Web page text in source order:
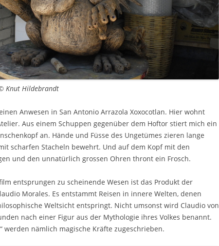
Knut Hildebrandt
Anwesen in San Antonio Arrazola Xoxocotlan. Hier wohnt
Aus einem Schuppen gegenüber dem Hoftor stiert mich ein
an. Hände und Füsse des Ungetümes zieren lange
scharfen Stacheln bewehrt. Und auf dem Kopf mit den
und den unnatürlich grossen Ohren thront ein Frosch.
entsprungen zu scheinende Wesen ist das Produkt der
Morales. Es entstammt Reisen in innere Welten, denen
Weltsicht entspringt. Nicht umsonst wird Claudio von
nach einer Figur aus der Mythologie ihres Volkes benannt.
werden nämlich magische Kräfte zugeschrieben.